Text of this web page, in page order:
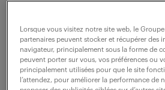
assistant
Lorsque vous visitez notre site web, le
partenaires peuvent stocker et récupérer des
navigateur, principalement sous la forme de
peuvent porter sur vous, vos préférences ou
principalement utilisées pour que le site
l’attendez, pour améliorer la performance de